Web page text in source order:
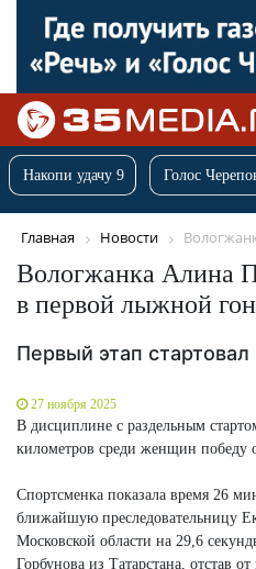
Накопи удачу 9 Голос
Главная Новости
Вологжанка Алина
в первой лыжной
Первый этап стартовал
27 ноября 2025
В дисциплине с раздельным
километров среди женщин победу
Спортсменка показала время 26
ближайшую преследовательницу
Московской области на 29,6
Горбунова из Татарстана, отстав